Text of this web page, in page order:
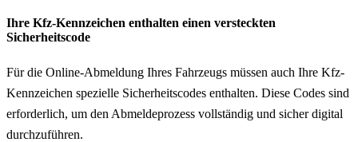
Ihre Kfz-Kennzeichen enthalten einen versteckten
Sicherheitscode
Für die Online-Abmeldung Ihres Fahrzeugs müssen auch Ihre Kfz-
Kennzeichen spezielle Sicherheitscodes enthalten. Diese Codes sind
erforderlich, um den Abmeldeprozess vollständig und sicher digital
durchzuführen.